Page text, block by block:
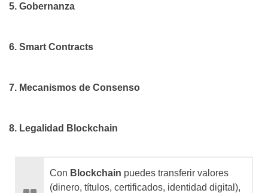
5. Gobernanza
6. Smart Contracts
7. Mecanismos de Consenso
8. Legalidad Blockchain
Con Blockchain puedes transferir valores
(dinero, títulos, certificados, identidad digital),